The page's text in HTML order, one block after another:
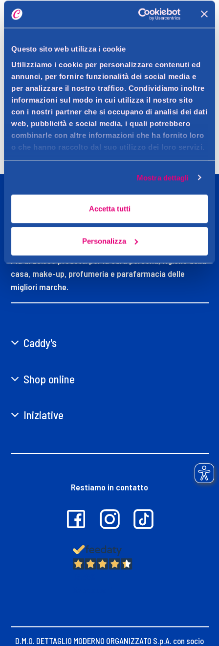
Questo sito web utilizza i cookie
Utilizziamo i cookie per personalizzare contenuti ed
annunci, per fornire funzionalità dei social media e
per analizzare il nostro traffico. Condividiamo inoltre
informazioni sul modo in cui utilizza il nostro sito
con i nostri partner che si occupano di analisi dei dati
web, pubblicità e social media, i quali potrebbero
combinarle con altre informazioni che ha fornito loro
o che hanno raccolto dal suo utilizzo dei loro servizi.
Mostra dettagli
Accetta tutti
Personalizza
Spedizione Resi Contattaci Faq
OGGI MI VOGLIO BENE
Più di 20.000 prodotti per la cura persona, l’igiene della
casa, make-up, profumeria e parafarmacia delle
migliori marche.
Caddy's
Shop online
Iniziative
Restiamo in contatto
D.M.O. DETTAGLIO MODERNO ORGANIZZATO S.p.A. con socio